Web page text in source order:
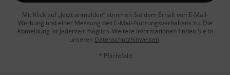
Mit Klick auf „Jetzt anmelden“ stimmen Sie dem Erhalt von E-Mail-
Werbung und einer Messung des E-Mail-Nutzungsverhaltens zu. Die
Abmeldung ist jederzeit möglich. Weitere Informationen finden Sie in
unseren Datenschutzhinweisen.
* Pflichtfeld